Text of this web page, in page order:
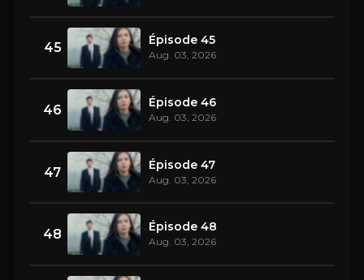
45 Épisode 45
Aug. 03, 2026
46 Épisode 46
Aug. 03, 2026
47 Épisode 47
Aug. 03, 2026
48 Épisode 48
Aug. 03, 2026